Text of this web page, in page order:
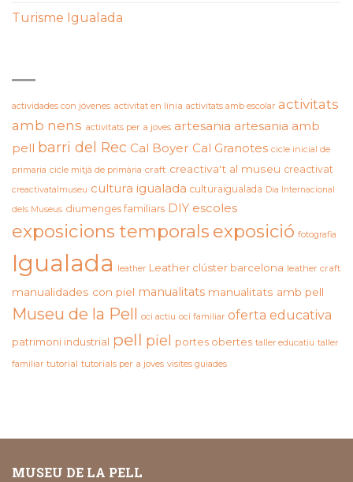
Turisme Igualada
actividades con jóvenes activitat en línia activitats amb escolar activitats
amb nens activitats per a joves artesania artesania amb
pell barri del Rec Cal Boyer Cal Granotes cicle inicial de
primaria cicle mitjà de primària craft creactiva't al museu creactivat
creactivatalmuseu cultura igualada culturaigualada Dia Internacional
dels Museus diumenges familiars DIY escoles
exposicions temporals exposició fotografia
Igualada leather Leather clúster barcelona leather craft
manualidades con piel manualitats manualitats amb pell
Museu de la Pell oci actiu oci familiar oferta educativa
patrimoni industrial pell piel portes obertes taller educatiu taller
familiar tutorial tutorials per a joves visites guiades
MUSEU DE LA PELL